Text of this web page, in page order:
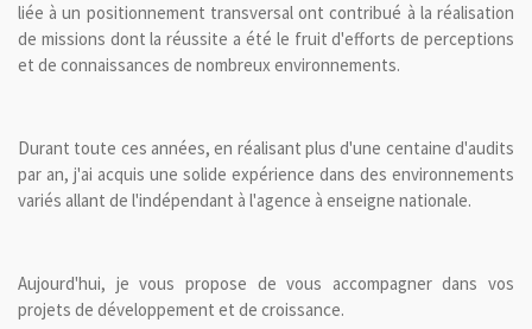
liée à un positionnement transversal ont contribué à la réalisation
de missions dont la réussite a été le fruit d'efforts de perceptions
et de connaissances de nombreux environnements.
Durant toute ces années, en réalisant plus d'une centaine d'audits
par an, j'ai acquis une solide expérience dans des environnements
variés allant de l'indépendant à l'agence à enseigne nationale.
Aujourd'hui, je vous propose de vous accompagner dans vos
projets de développement et de croissance.